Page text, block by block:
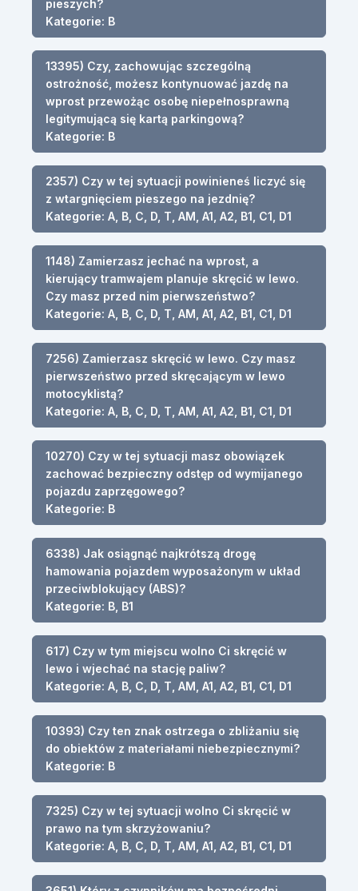
pieszych?
Kategorie: B
13395) Czy, zachowując szczególną
ostrożność, możesz kontynuować jazdę na
wprost przewożąc osobę niepełnosprawną
legitymującą się kartą parkingową?
Kategorie: B
2357) Czy w tej sytuacji powinieneś liczyć się
z wtargnięciem pieszego na jezdnię?
Kategorie: A, B, C, D, T, AM, A1, A2, B1, C1, D1
1148) Zamierzasz jechać na wprost, a
kierujący tramwajem planuje skręcić w lewo.
Czy masz przed nim pierwszeństwo?
Kategorie: A, B, C, D, T, AM, A1, A2, B1, C1, D1
7256) Zamierzasz skręcić w lewo. Czy masz
pierwszeństwo przed skręcającym w lewo
motocyklistą?
Kategorie: A, B, C, D, T, AM, A1, A2, B1, C1, D1
10270) Czy w tej sytuacji masz obowiązek
zachować bezpieczny odstęp od wymijanego
pojazdu zaprzęgowego?
Kategorie: B
6338) Jak osiągnąć najkrótszą drogę
hamowania pojazdem wyposażonym w układ
przeciwblokujący (ABS)?
Kategorie: B, B1
617) Czy w tym miejscu wolno Ci skręcić w
lewo i wjechać na stację paliw?
Kategorie: A, B, C, D, T, AM, A1, A2, B1, C1, D1
10393) Czy ten znak ostrzega o zbliżaniu się
do obiektów z materiałami niebezpiecznymi?
Kategorie: B
7325) Czy w tej sytuacji wolno Ci skręcić w
prawo na tym skrzyżowaniu?
Kategorie: A, B, C, D, T, AM, A1, A2, B1, C1, D1